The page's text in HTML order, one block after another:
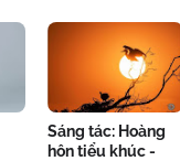
Sáng tác: Hoàng
hôn tiểu khúc -